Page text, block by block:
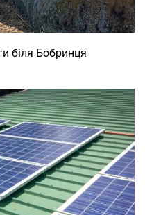
біля Бобринця